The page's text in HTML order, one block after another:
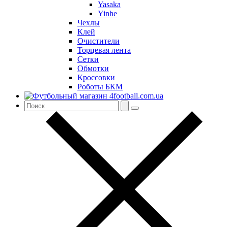
Yasaka
Yinhe
Чехлы
Клей
Очистители
Торцевая лента
Сетки
Обмотки
Кроссовки
Роботы БКМ